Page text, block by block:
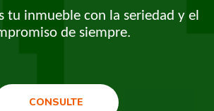
tu inmueble con la seriedad y el
de siempre.
CONSULTE